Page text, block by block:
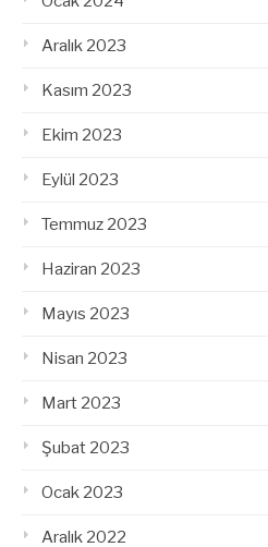
Aralık 2023
Kasım 2023
Ekim 2023
Eylül 2023
Temmuz 2023
Haziran 2023
Mayıs 2023
Nisan 2023
Mart 2023
Şubat 2023
Ocak 2023
Aralık 2022